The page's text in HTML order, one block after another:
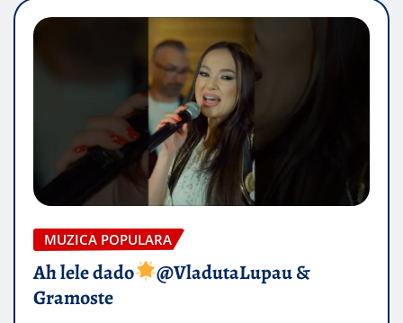
MUZICA POPULARA
Ah lele dado​
@VladutaLupau &
Gramoste